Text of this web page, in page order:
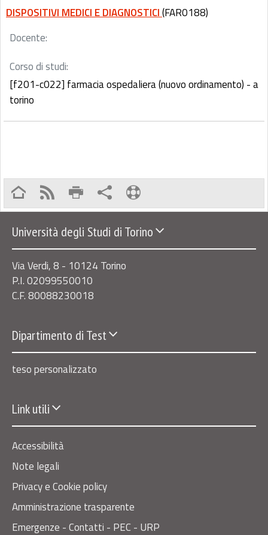
DISPOSITIVI MEDICI E DIAGNOSTICI(FAR0188)
Docente:
Corso di studi:
[f201-c022] farmacia ospedaliera (nuovo ordinamento) - a
torino
Università degli Studi di Torino
Via Verdi, 8 - 10124 Torino
P.I. 02099550010
C.F. 80088230018
Dipartimento di Test
teso personalizzato
Link utili
Accessibilità
Note legali
Privacy e Cookie policy
Amministrazione trasparente
Emergenze - Contatti - PEC - URP